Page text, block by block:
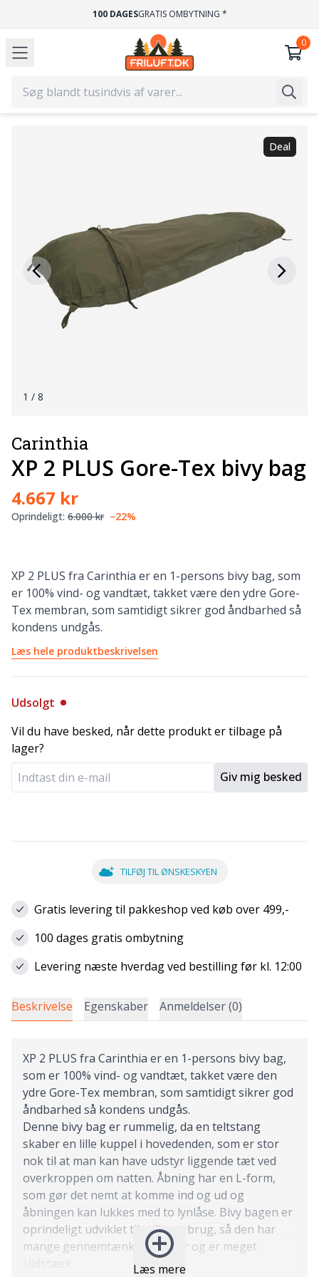
100 DAGESGRATIS OMBYTNING *
Deal
1 / 8
Carinthia
XP 2 PLUS Gore-Tex bivy bag
4.667 kr
Oprindeligt: 6.000 kr −22%
XP 2 PLUS fra Carinthia er en 1-persons bivy bag, som
er 100% vind- og vandtæt, takket være den ydre Gore-
Tex membran, som samtidigt sikrer god åndbarhed så
kondens undgås.
Læs hele produktbeskrivelsen
Udsolgt
Vil du have besked, når dette produkt er tilbage på
lager?
Giv mig besked
TILFØJ TIL ØNSKESKYEN
Gratis levering til pakkeshop ved køb over 499,-
100 dages gratis ombytning
Levering næste hverdag ved bestilling før kl. 12:00
Beskrivelse Egenskaber Anmeldelser (0)
Læs mere
XP 2 PLUS fra Carinthia er en 1-persons bivy bag,
som er 100% vind- og vandtæt, takket være den
ydre Gore-Tex membran, som samtidigt sikrer god
åndbarhed så kondens undgås.
Denne bivy bag er rummelig, da en teltstang
skaber en lille kuppel i hovedenden, som er stor
nok til at man kan have udstyr liggende tæt ved
overkroppen om natten. Åbning har en L-form,
som gør det nemt at komme ind og ud og
åbningen kan lukkes med to lynlåse. Bivy bagen er
oprindeligt udviklet til militært brug, så den har
mange gennemtænkte detaljer og er meget
slidstærk.